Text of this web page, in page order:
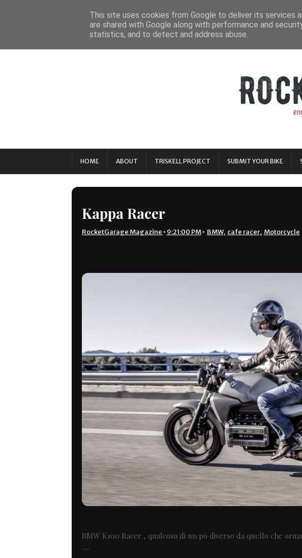
HOME ABOUT TRISKELL PROJECT SUBMIT YOUR BIKE
Kappa Racer
RocketGarage Magazine • 9:21:00 PM • BMW, cafe racer, Motorcycle
BMW K100 Racer , qualcosa di un pò diverso da quello che
.....
This site uses cookies from Google to deliver its services
are shared with Google along with performance and
statistics, and to detect and address abuse.